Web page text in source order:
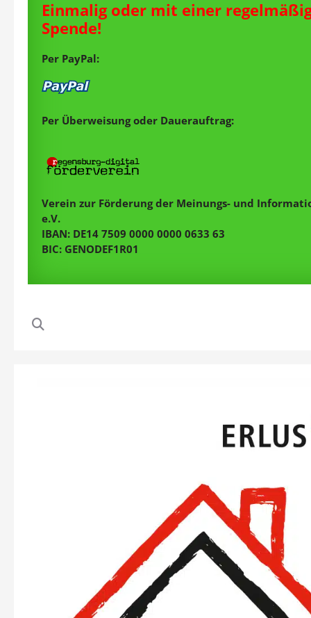
Einmalig oder mit einer
Spende!
Per PayPal:
Per Überweisung oder Dauerauftrag:
Verein zur Förderung der Meinungs- und
e.V.
IBAN: DE14 7509 0000 0000 0633 63
BIC: GENODEF1R01